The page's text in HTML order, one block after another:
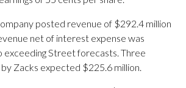
posted revenue of $292.4 million
net of interest expense was
exceeding Street forecasts. Three
Zacks expected $225.6 million.